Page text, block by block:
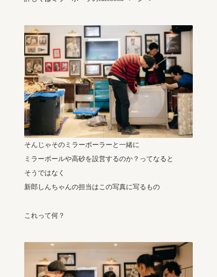
そんじゃそのミラーボーラーと一緒に
ミラーボールや高砂を設営するのか？ってなると
そうではなく
新郎しんちゃんの担当はこの写真に写るもの
これって何？